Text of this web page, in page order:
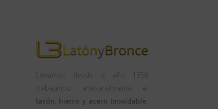
Llevamos desde el año 1956
trabajando artesanalmente el
latón, hierro y acero Inoxidable,